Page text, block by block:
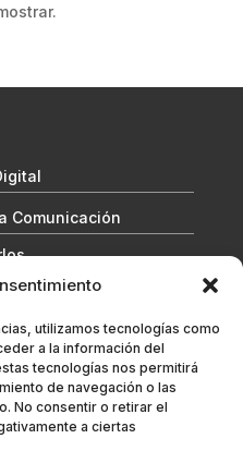
utilizamos tecnologías como
a la información del
tecnologías nos permitirá
de navegación o las
No consentir o retirar el
a ciertas
Comunicación